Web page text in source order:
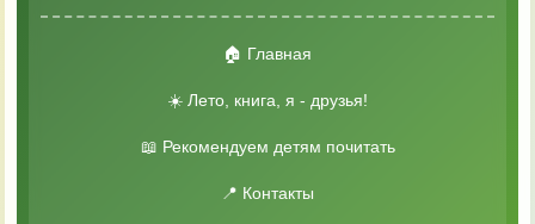
🏠 Главная
☀️ Лето, книга, я - друзья!
📖 Рекомендуем детям почитать
📍 Контакты